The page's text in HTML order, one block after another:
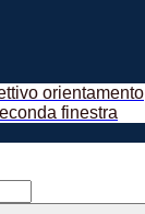
orientamento
finestra